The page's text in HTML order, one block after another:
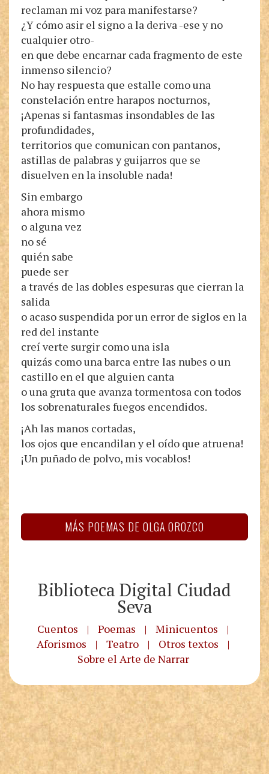
reclaman mi voz para manifestarse?
¿Y cómo asir el signo a la deriva -ese y no
cualquier otro-
en que debe encarnar cada fragmento de este
inmenso silencio?
No hay respuesta que estalle como una
constelación entre harapos nocturnos,
¡Apenas si fantasmas insondables de las
profundidades,
territorios que comunican con pantanos,
astillas de palabras y guijarros que se
disuelven en la insoluble nada!
Sin embargo
ahora mismo
o alguna vez
no sé
quién sabe
puede ser
a través de las dobles espesuras que cierran la
salida
o acaso suspendida por un error de siglos en la
red del instante
creí verte surgir como una isla
quizás como una barca entre las nubes o un
castillo en el que alguien canta
o una gruta que avanza tormentosa con todos
los sobrenaturales fuegos encendidos.
¡Ah las manos cortadas,
los ojos que encandilan y el oído que atruena!
¡Un puñado de polvo, mis vocablos!
MÁS POEMAS DE OLGA OROZCO
Biblioteca Digital Ciudad
Seva
Cuentos | Poemas | Minicuentos
|
Aforismos
| Teatro | Otros textos
|
Sobre el Arte de Narrar